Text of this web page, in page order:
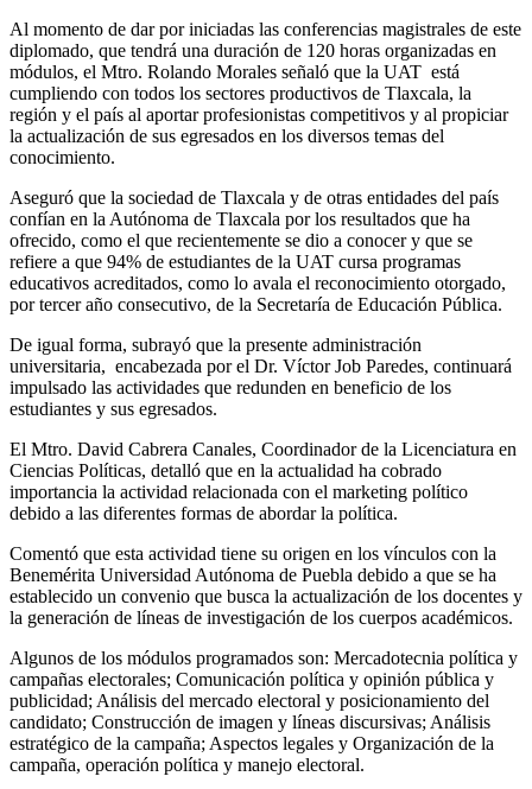
Al momento de dar por iniciadas las conferencias magistrales de este
diplomado, que tendrá una duración de 120 horas organizadas en
módulos, el Mtro. Rolando Morales señaló que la UAT está
cumpliendo con todos los sectores productivos de Tlaxcala, la
región y el país al aportar profesionistas competitivos y al propiciar
la actualización de sus egresados en los diversos temas del
conocimiento.
Aseguró que la sociedad de Tlaxcala y de otras entidades del país
confían en la Autónoma de Tlaxcala por los resultados que ha
ofrecido, como el que recientemente se dio a conocer y que se
refiere a que 94% de estudiantes de la UAT cursa programas
educativos acreditados, como lo avala el reconocimiento otorgado,
por tercer año consecutivo, de la Secretaría de Educación Pública.
De igual forma, subrayó que la presente administración
universitaria, encabezada por el Dr. Víctor Job Paredes, continuará
impulsado las actividades que redunden en beneficio de los
estudiantes y sus egresados.
El Mtro. David Cabrera Canales, Coordinador de la Licenciatura en
Ciencias Políticas, detalló que en la actualidad ha cobrado
importancia la actividad relacionada con el marketing político
debido a las diferentes formas de abordar la política.
Comentó que esta actividad tiene su origen en los vínculos con la
Benemérita Universidad Autónoma de Puebla debido a que se ha
establecido un convenio que busca la actualización de los docentes y
la generación de líneas de investigación de los cuerpos académicos.
Algunos de los módulos programados son: Mercadotecnia política y
campañas electorales; Comunicación política y opinión pública y
publicidad; Análisis del mercado electoral y posicionamiento del
candidato; Construcción de imagen y líneas discursivas; Análisis
estratégico de la campaña; Aspectos legales y Organización de la
campaña, operación política y manejo electoral.